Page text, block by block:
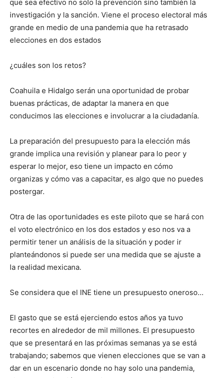
que sea efectivo no solo la prevención sino también la
investigación y la sanción. Viene el proceso electoral más
grande en medio de una pandemia que ha retrasado
elecciones en dos estados
¿cuáles son los retos?
Coahuila e Hidalgo serán una oportunidad de probar
buenas prácticas, de adaptar la manera en que
conducimos las elecciones e involucrar a la ciudadanía.
La preparación del presupuesto para la elección más
grande implica una revisión y planear para lo peor y
esperar lo mejor, eso tiene un impacto en cómo
organizas y cómo vas a capacitar, es algo que no puedes
postergar.
Otra de las oportunidades es este piloto que se hará con
el voto electrónico en los dos estados y eso nos va a
permitir tener un análisis de la situación y poder ir
planteándonos si puede ser una medida que se ajuste a
la realidad mexicana.
Se considera que el INE tiene un presupuesto oneroso…
El gasto que se está ejerciendo estos años ya tuvo
recortes en alrededor de mil millones. El presupuesto
que se presentará en las próximas semanas ya se está
trabajando; sabemos que vienen elecciones que se van a
dar en un escenario donde no hay solo una pandemia,